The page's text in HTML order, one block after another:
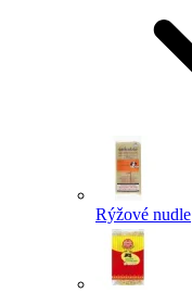
Rýžové nudle